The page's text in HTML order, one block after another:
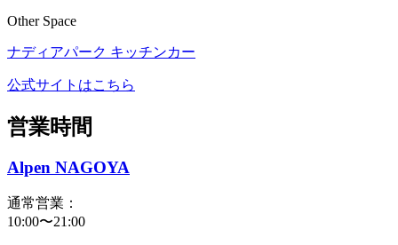
Other Space
ナディアパーク キッチンカー
公式サイトはこちら
営業時間
Alpen NAGOYA
通常営業：
10:00〜21:00